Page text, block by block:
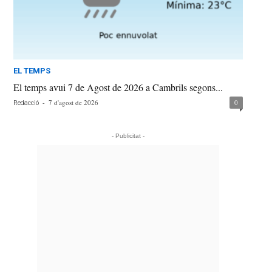
EL TEMPS
El temps avui 7 de Agost de 2026 a Cambrils segons...
Redacció - 7 d'agost de 2026 0
- Publicitat -